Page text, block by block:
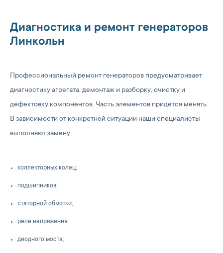
Диагностика и ремонт генераторов
Линкольн
Профессиональный ремонт генераторов предусматривает
диагностику агрегата, демонтаж и разборку, очистку и
дефектовку компонентов. Часть элементов придется менять.
В зависимости от конкретной ситуации наши специалисты
выполняют замену:
коллекторных колец;
подшипников;
статорной обмотки;
реле напряжения;
диодного моста;